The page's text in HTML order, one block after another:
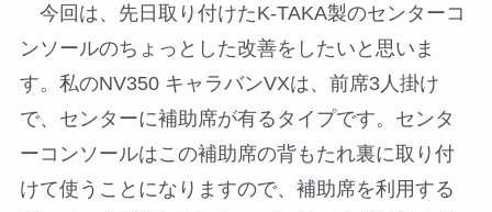
今回は、先日取り付けたK-TAKA製のセンターコ
ンソールのちょっとした改善をしたいと思いま
す。私のNV350 キャラバンVXは、前席3人掛け
で、センターに補助席が有るタイプです。センタ
ーコンソールはこの補助席の背もたれ裏に取り付
けて使うことになりますので、補助席を利用する